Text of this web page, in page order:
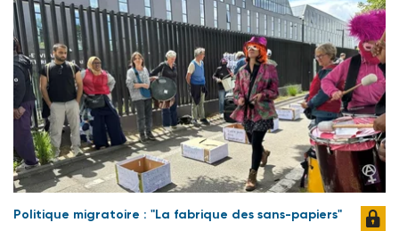
Politique migratoire : "La fabrique des sans-papiers"